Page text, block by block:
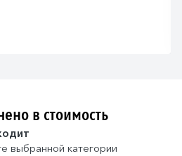
в стоимость
выбранной категории